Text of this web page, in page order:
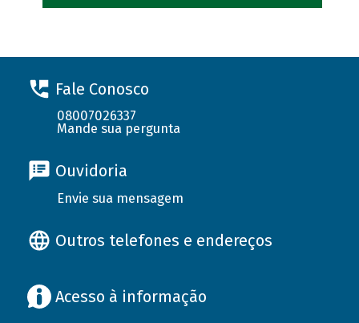
Fale Conosco
08007026337
Mande sua pergunta
Ouvidoria
Envie sua mensagem
Outros telefones e endereços
Acesso à informação